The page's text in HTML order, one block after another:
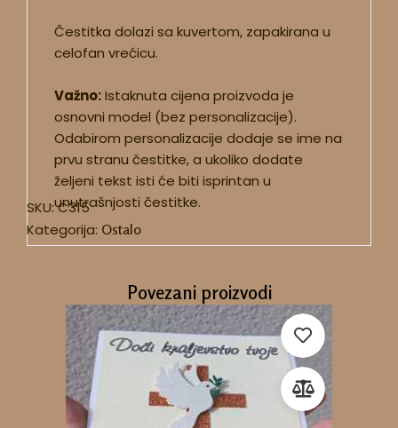
Čestitka dolazi sa kuvertom, zapakirana u
celofan vrećicu.
Važno:Istaknuta cijena proizvoda je
osnovni model (bez personalizacije).
Odabirom personalizacije dodaje se ime na
prvu stranu čestitke, a ukoliko dodate
željeni tekst isti će biti isprintan u
unutrašnjosti čestitke.
SKU:C315
Kategorija: Ostalo
Povezani proizvodi